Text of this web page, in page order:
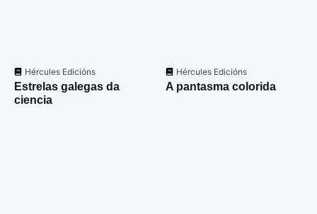
Hércules Edicións
Estrelas galegas da
ciencia
Hércules Edicións
A pantasma colorida